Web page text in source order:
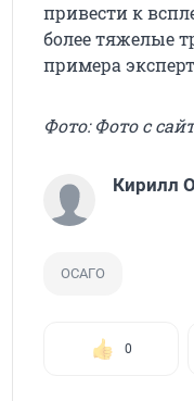
привести к
более тяжелые
примера
Фото: Фото с
Кирилл
ОСАГО
0